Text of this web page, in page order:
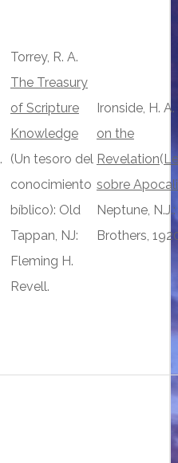
.
Torrey, R. A.
The Treasury
of Scripture
Knowledge
(Un tesoro del
conocimiento
bíblico): Old
Tappan, NJ:
Fleming H.
Revell.
Ironside, H. A.
on the
Revelation(
sobre
Neptune,
Brothers,